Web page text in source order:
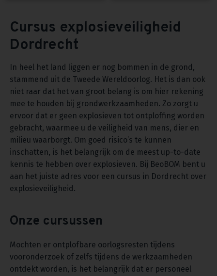
Cursus explosieveiligheid
Dordrecht
In heel het land liggen er nog bommen in de grond,
stammend uit de Tweede Wereldoorlog. Het is dan ook
niet raar dat het van groot belang is om hier rekening
mee te houden bij grondwerkzaamheden. Zo zorgt u
ervoor dat er geen explosieven tot ontploffing worden
gebracht, waarmee u de veiligheid van mens, dier en
milieu waarborgt. Om goed risico’s te kunnen
inschatten, is het belangrijk om de meest up-to-date
kennis te hebben over explosieven. Bij BeoBOM bent u
aan het juiste adres voor een cursus in Dordrecht over
explosieveiligheid.
Onze cursussen
Mochten er ontplofbare oorlogsresten tijdens
vooronderzoek of zelfs tijdens de werkzaamheden
ontdekt worden, is het belangrijk dat er personeel